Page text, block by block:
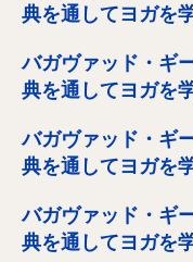
典を通してヨガを学
バガヴァッド・ギ
典を通してヨガを
バガヴァッド・ギ
典を通してヨガを
バガヴァッド・ギ
典を通してヨガを